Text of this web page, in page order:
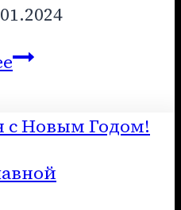
Любим,
Скорбим